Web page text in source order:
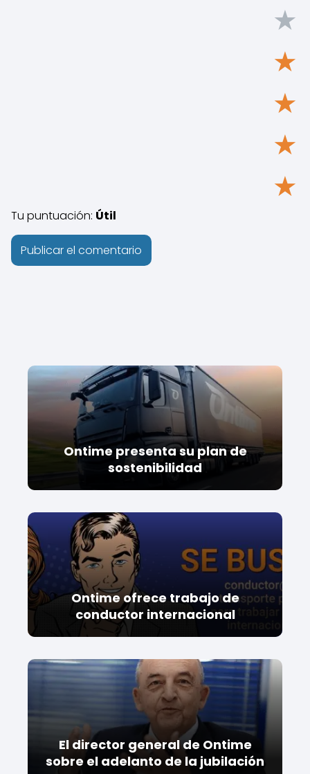
★
★
★
★
★
Tu puntuación: Útil
Ontime presenta su plan de
sostenibilidad
Ontime ofrece trabajo de
conductor internacional
El director general de Ontime
sobre el adelanto de la jubilación